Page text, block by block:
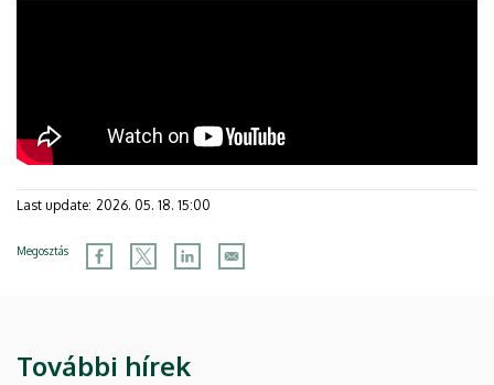
Last update: 2026. 05. 18. 15:00
Megosztás
További hírek